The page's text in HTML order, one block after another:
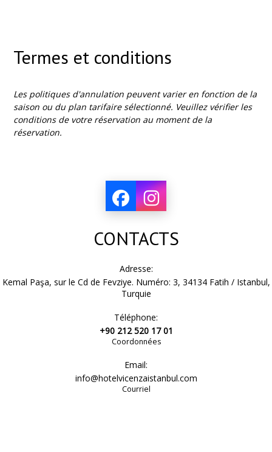
Termes et conditions
Les politiques d'annulation peuvent varier en fonction de la
saison ou du plan tarifaire sélectionné. Veuillez vérifier les
conditions de votre réservation au moment de la
réservation.
CONTACTS
Adresse:
Kemal Paşa, sur le Cd de Fevziye. Numéro: 3, 34134 Fatih / Istanbul,
Turquie
Téléphone:
+90 212 520 17 01
Coordonnées
Email:
info@hotelvicenzaistanbul.com
Courriel